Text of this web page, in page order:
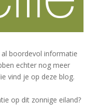
boordevol informatie
echter nog meer
vind je op deze blog.
op dit zonnige eiland?